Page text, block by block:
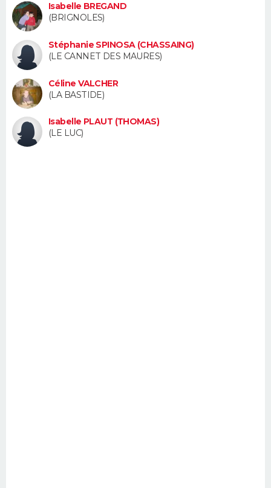
S'inscrire
Se connecter
Lycées
Collèges
Primaires
Universités
Entreprises
Service militaire
Avis de recherche
AVIS DE DÉCÈS
FORUM
Isabelle BREGAND
(BRIGNOLES)
Stéphanie SPINOSA (CHASSAING)
(LE CANNET DES MAURES)
Céline VALCHER
(LA BASTIDE)
Isabelle PLAUT (THOMAS)
(LE LUC)